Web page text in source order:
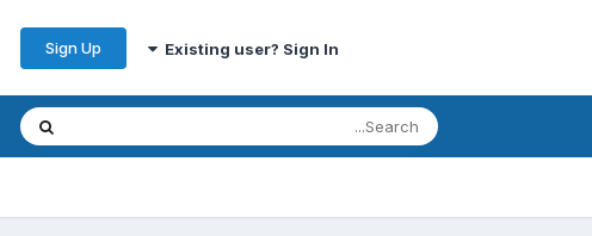
Existing user? Sign In
Sign Up